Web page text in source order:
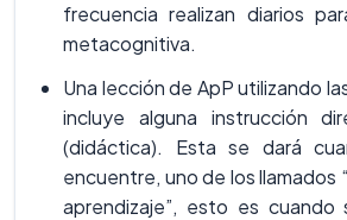
frecuencia realizan diarios
metacognitiva.
Una lección de ApP utilizando
incluye alguna instrucción
(didáctica). Esta se dará
encuentre, uno de los llamados
aprendizaje”, esto es cuando